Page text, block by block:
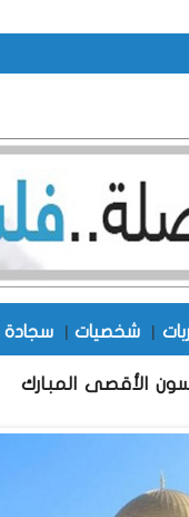
| شخصيات | سجادة
الأقصى المبارك